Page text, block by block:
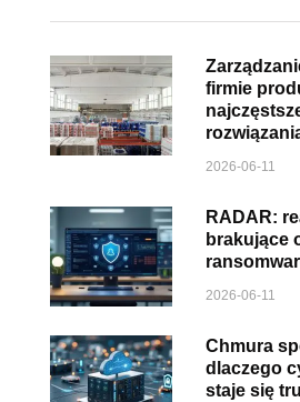
firmie
2026-06-11
RADAR:
brakujące
2026-06-11
Chmura
dlaczego
staje się